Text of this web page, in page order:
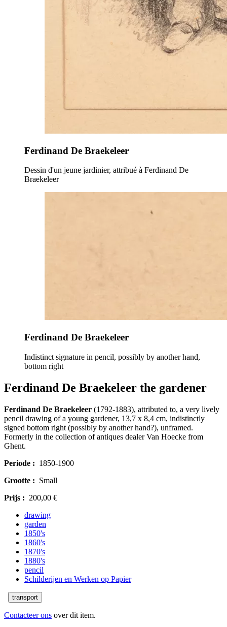
Ferdinand De Braekeleer
Dessin d'un jeune jardinier, attribué à Ferdinand De
Braekeleer
Ferdinand De Braekeleer
Indistinct signature in pencil, possibly by another hand,
bottom right
Ferdinand De Braekeleer the gardener
Ferdinand De Braekeleer (1792-1883), attributed to, a very lively
pencil drawing of a young gardener, 13,7 x 8,4 cm, indistinctly
signed bottom right (possibly by another hand?), unframed.
Formerly in the collection of antiques dealer Van Hoecke from
Ghent.
Periode : 1850-1900
Grootte : Small
Prijs : 200,00 €
drawing
garden
1850's
1860's
1870's
1880's
pencil
Schilderijen en Werken op Papier
transport
Contacteer ons over dit item.